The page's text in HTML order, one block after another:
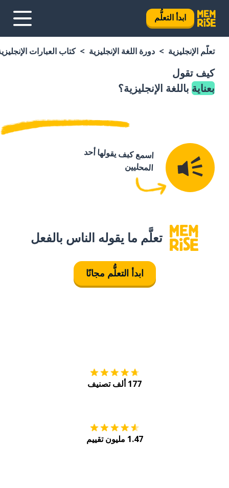
ابدأ التعلُّم
تعلَّم الإنجليزية دورة اللغة الإنجليزية كتاب العبارات
كيف تقول
بعناية باللغة الإنجليزية؟
اسمع كيف يقولها أحد
المحليين
تعلَّم ما يقوله الناس بالفعل
ابدأ التعلُّم مجانًا
177 ألف تصنيف
1.47 مليون تقييم